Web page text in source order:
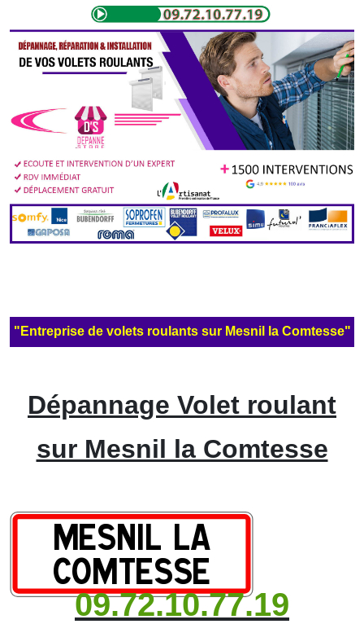
"Entreprise de volets roulants sur Mesnil la Comtesse"
Dépannage Volet roulant
sur Mesnil la Comtesse
09.72.10.77.19